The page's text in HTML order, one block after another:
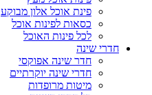
פינת אוכל אלון מבוקע
כסאות לפינות אוכל
לכל פינות האוכל
חדרי שינה
חדר שינה אפוקסי
חדרי שינה יוקרתיים
מיטות מרופדות